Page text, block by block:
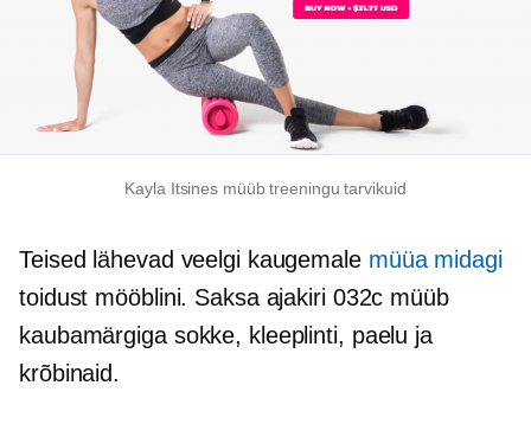
Kayla Itsines müüb treeningu tarvikuid
Teised lähevad veelgi kaugemale müüa midagi
toidust mööblini. Saksa ajakiri 032с müüb
kaubamärgiga sokke, kleeplinti, paelu ja
krõbinaid.